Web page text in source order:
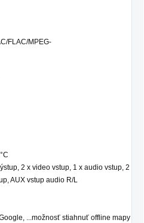
FLAC/MPEG-
2 x video vstup, 1 x audio vstup, 2
AUX vstup audio R/L
...možnosť stiahnuť offline mapy